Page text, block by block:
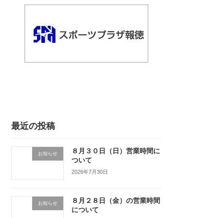
最近の投稿
お知らせ
８月３０日（日）営業時間に
ついて
2026年7月30日
お知らせ
８月２８日（金）の営業時間
について